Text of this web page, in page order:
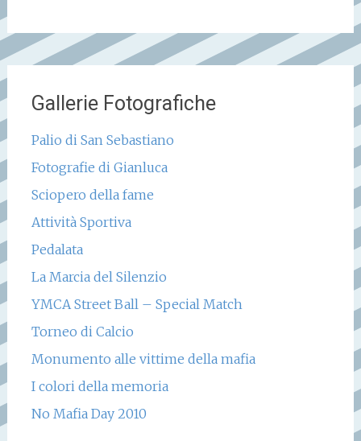
Gallerie Fotografiche
Palio di San Sebastiano
Fotografie di Gianluca
Sciopero della fame
Attività Sportiva
Pedalata
La Marcia del Silenzio
YMCA Street Ball – Special Match
Torneo di Calcio
Monumento alle vittime della mafia
I colori della memoria
No Mafia Day 2010